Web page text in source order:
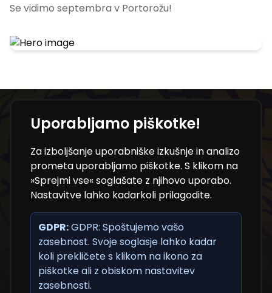
Se vidimo septembra v Portorožu!
Uporabljamo piškotke!
Za izboljšanje uporabniške izkušnje in analizo
prometa uporabljamo piškotke. S klikom na
»Sprejmi vse« soglašate z njihovo uporabo.
Nastavitve lahko kadarkoli prilagodite.
GDPR:GDPR: Spoštujemo vašo
zasebnost. Svoje soglasje lahko kadar
koli prekličete s klikom na ikono za
piškotke ali z obiskom nastavitev
zasebnosti.
Ne zamudite novosti iz
sveta NT konference
Prijavite se na e-novice in bodite med prvimi, ki
prejmejo programske novosti, pomembne
informacije in uporabne vsebine.